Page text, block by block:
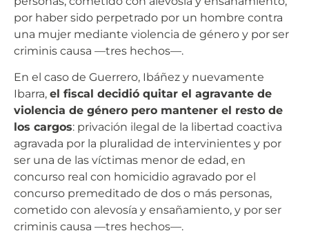
por haber sido perpetrado por un hombre contra
una mujer mediante violencia de género y por ser
criminis causa —tres hechos—.
En el caso de Guerrero, Ibáñez y nuevamente
Ibarra, el fiscal decidió quitar el agravante de
violencia de género pero mantener el resto de
los cargos: privación ilegal de la libertad coactiva
agravada por la pluralidad de intervinientes y por
ser una de las víctimas menor de edad, en
concurso real con homicidio agravado por el
concurso premeditado de dos o más personas,
cometido con alevosía y ensañamiento, y por ser
criminis causa —tres hechos—.